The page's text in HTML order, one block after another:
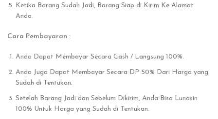
Ketika Barang Sudah Jadi, Barang Siap di Kirim Ke Alamat
Anda.
Cara Pembayaran :
Anda Dapat Membayar Secara Cash / Langsung 100%.
Anda Juga Dapat Membayar Secara DP 50% Dari Harga yang
Sudah di Tentukan.
Setelah Barang Jadi dan Sebelum Dikirim, Anda Bisa Lunasin
100% Untuk Harga yang Sudah di Tentukan.